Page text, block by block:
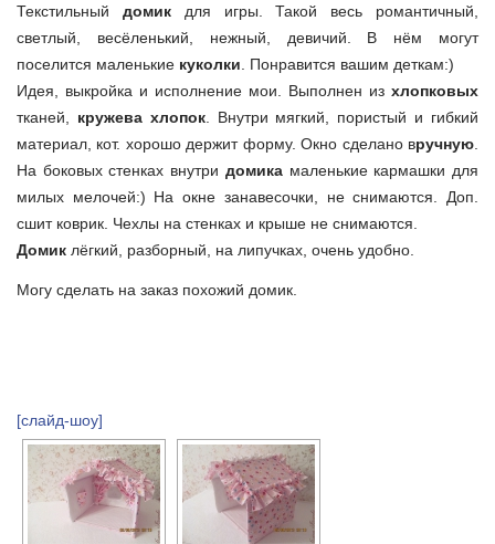
Текстильный домикдля игры.
Такой весь романтичный,
светлый, весёленький, нежный, девичий. В нём могут
поселится маленькие куколки . Понравится вашим деткам:)
Идея, выкройка и исполнение мои. Выполнен из хлопковых
тканей, кружева хлопок. Внутри мягкий, пористый и гибкий
материал, кот. хорошо держит форму. Окно сделано вручную
На боковых стенках внутри домикамаленькие кармашки для
милых мелочей:) На окне занавесочки, не снимаются. Доп.
сшит коврик. Чехлы на стенках и крыше не снимаются.
Домик лёгкий, разборный, на липучках, очень удобно.
Могу сделать на заказ похожий домик.
[слайд-шоу]